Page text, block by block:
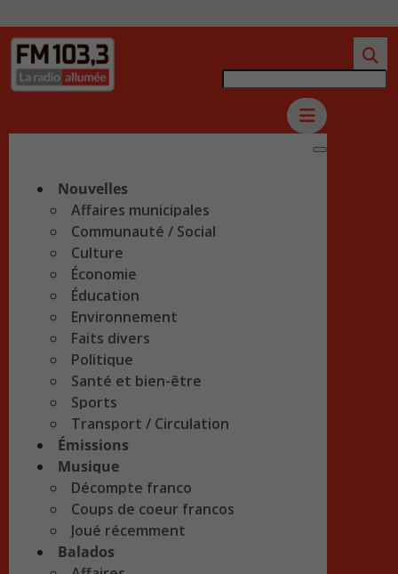
Nouvelles
Affaires municipales
Communauté / Social
Culture
Économie
Éducation
Environnement
Faits divers
Politique
Santé et bien-être
Sports
Transport / Circulation
Émissions
Musique
Décompte franco
Coups de coeur francos
Joué récemment
Balados